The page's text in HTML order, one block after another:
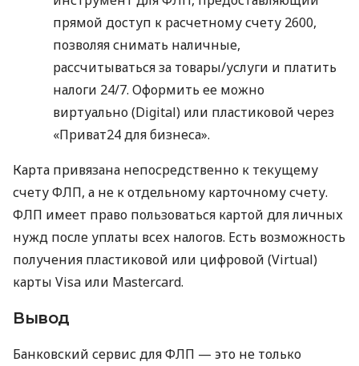
прямой доступ к расчетному счету 2600,
позволяя снимать наличные,
рассчитываться за товары/услуги и платить
налоги 24/7. Оформить ее можно
виртуально (Digital) или пластиковой через
«Приват24 для бизнеса».
Карта привязана непосредственно к текущему
счету ФЛП, а не к отдельному карточному счету.
ФЛП имеет право пользоваться картой для личных
нужд после уплаты всех налогов. Есть возможность
получения пластиковой или цифровой (Virtual)
карты Visa или Mastercard.
Вывод
Банковский сервис для ФЛП — это не только